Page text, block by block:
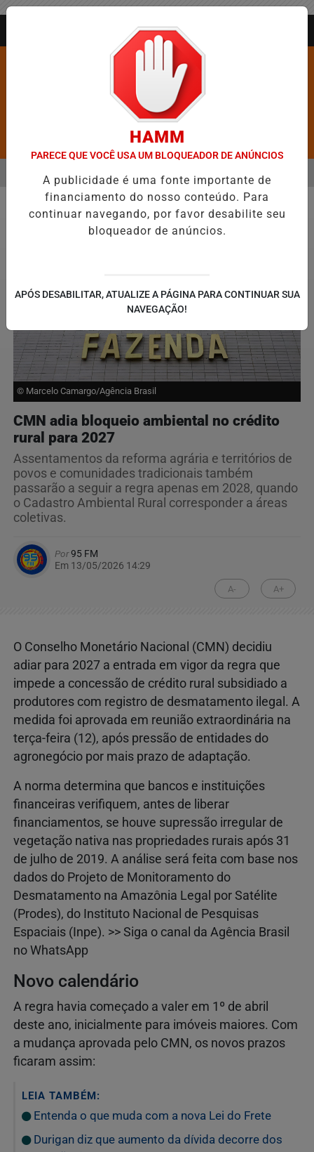
Pesquisar Notícia
CINCO CIDADES MAIS VIOLENTAS DO BRASIL E CAI PARA A 6ª
EM ALTA
MENU
Economia
© Marcelo Camargo/Agência Brasil
CMN adia bloqueio ambiental no crédito
rural para 2027
Assentamentos da reforma agrária e territórios de
povos e comunidades tradicionais também
passarão a seguir a regra apenas em 2028, quando
o Cadastro Ambiental Rural corresponder a áreas
coletivas.
Por95 FM
Em 13/05/2026 14:29
A- A+
O Conselho Monetário Nacional (CMN) decidiu
adiar para 2027 a entrada em vigor da regra que
impede a concessão de crédito rural subsidiado a
produtores com registro de desmatamento ilegal. A
medida foi aprovada em reunião extraordinária na
terça-feira (12), após pressão de entidades do
agronegócio por mais prazo de adaptação.
A norma determina que bancos e instituições
financeiras verifiquem, antes de liberar
financiamentos, se houve supressão irregular de
vegetação nativa nas propriedades rurais após 31
de julho de 2019. A análise será feita com base nos
dados do Projeto de Monitoramento do
Desmatamento na Amazônia Legal por Satélite
(Prodes), do Instituto Nacional de Pesquisas
Espaciais (Inpe). >> Siga o canal da Agência Brasil
no WhatsApp
Novo calendário
A regra havia começado a valer em 1º de abril
deste ano, inicialmente para imóveis maiores. Com
a mudança aprovada pelo CMN, os novos prazos
ficaram assim:
LEIA TAMBÉM:
Entenda o que muda com a nova Lei do Frete
Durigan diz que aumento da dívida decorre dos
HAMM
PARECE QUE VOCÊ USA UM BLOQUEADOR DE ANÚNCIOS
A publicidade é uma fonte importante de
financiamento do nosso conteúdo. Para
continuar navegando, por favor desabilite seu
bloqueador de anúncios.
APÓS DESABILITAR, ATUALIZE A PÁGINA PARA CONTINUAR SUA
NAVEGAÇÃO!